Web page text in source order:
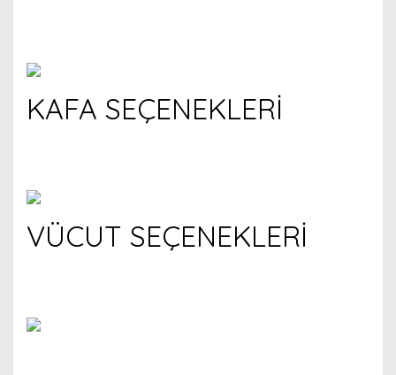
KAFA SEÇENEKLERİ
VÜCUT SEÇENEKLERİ